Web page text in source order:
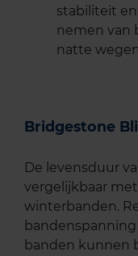
stabiliteit
nemen van
natte
Bridgestone
De levensduur
vergelijkbaar
winterbanden.
banden kunnen